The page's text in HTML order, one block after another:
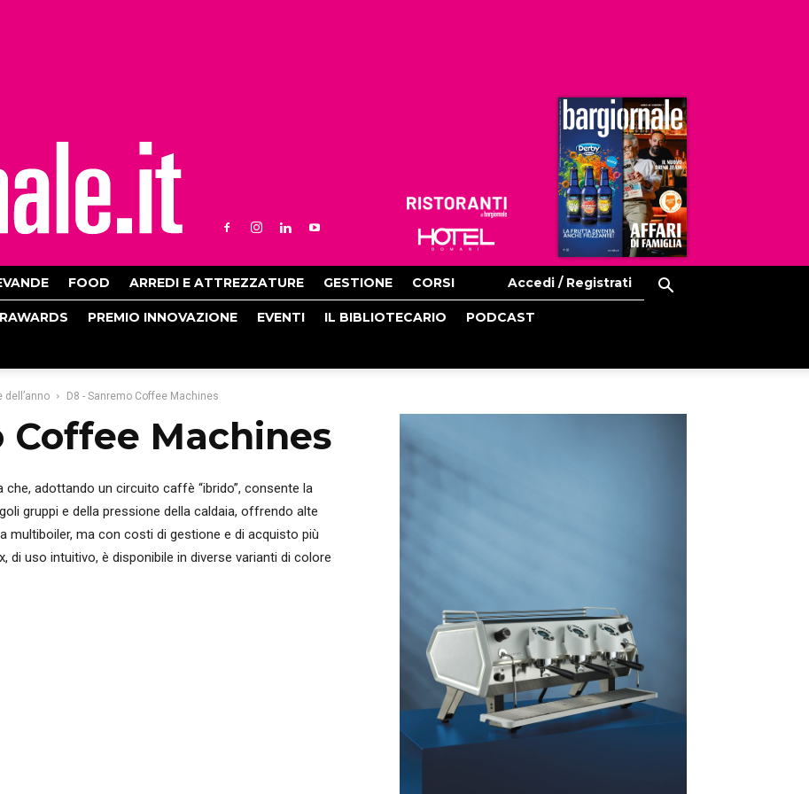
Ristoranti
Hoteldomani
FOOD ARREDI E ATTREZZATURE GESTIONE CORSI Accedi / Registrati
PREMIO INNOVAZIONE EVENTI IL BIBLIOTECARIO PODCAST
dell’anno D8 - Sanremo Coffee Machines
Coffee Machines
adottando un circuito caffè “ibrido”, consente la
gruppi e della pressione della caldaia, offrendo alte
multiboiler, ma con costi di gestione e di acquisto più
di uso intuitivo, è disponibile in diverse varianti di colore